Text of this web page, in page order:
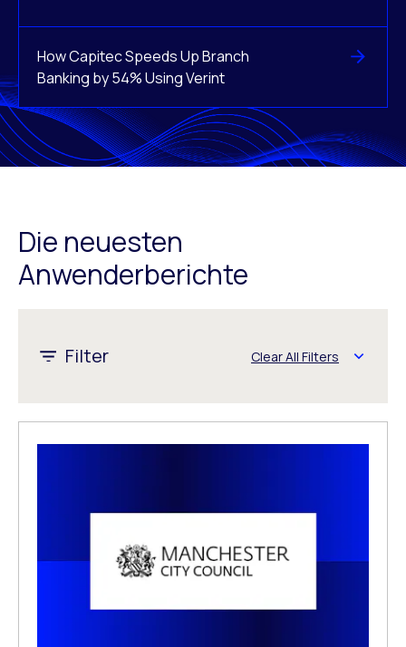
How Capitec Speeds Up Branch
Banking by 54% Using Verint
Die neuesten
Anwenderberichte
Filter Clear All Filters